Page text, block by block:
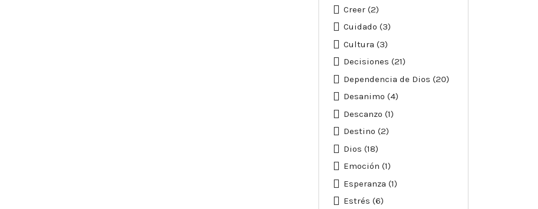
Creer(2)
Cuidado (3)
Cultura (3)
Decisiones (21)
Dependencia de Dios (20)
Desanimo (4)
Descanzo (1)
Destino (2)
Dios (18)
Emoción (1)
Esperanza (1)
Estrés (6)